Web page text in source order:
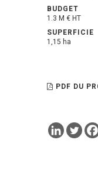
BUDGET
1.3 M € HT
SUPERFICIE
1,15 ha
PDF DU